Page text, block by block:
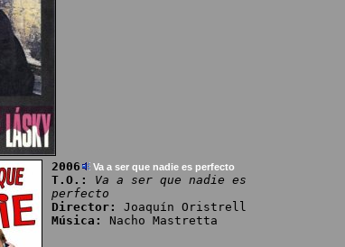
2006 Va a ser que nadie es perfecto
T.O.:
Va a ser que nadie es
perfecto
Director:
Joaquín Oristrell
Música:
Nacho Mastretta